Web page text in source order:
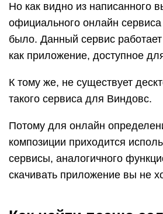
Но как видно из написанного
официального онлайн
было. Данный сервис
как приложение, доступное
К тому же, не существует
такого сервиса для Виндовс.
Потому для онлайн
композиции приходится
сервисы, аналогичного
скачивать приложение вы не